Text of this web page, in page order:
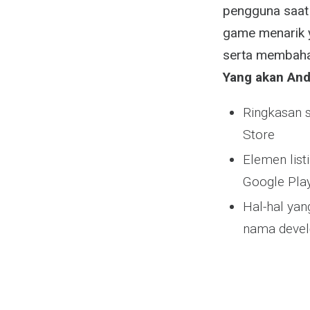
pengguna
game menarik
serta
Yang akan
Ringkasan
Store
Elemen
Google
Hal-hal
nama